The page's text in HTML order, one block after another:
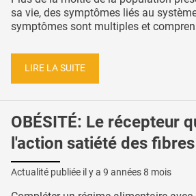
sa vie, des symptômes liés au
symptômes sont multiples et
LIRE LA SUITE
OBÉSITÉ: Le récepteur
l'action satiété des fibres
Actualité publiée il y a 9 années 8 mois